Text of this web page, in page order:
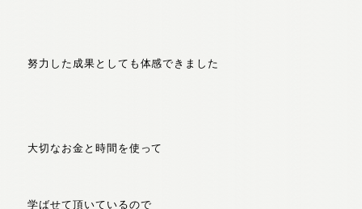
努力した成果としても体感できました
大切なお金と時間を使って
学ばせて頂いているので